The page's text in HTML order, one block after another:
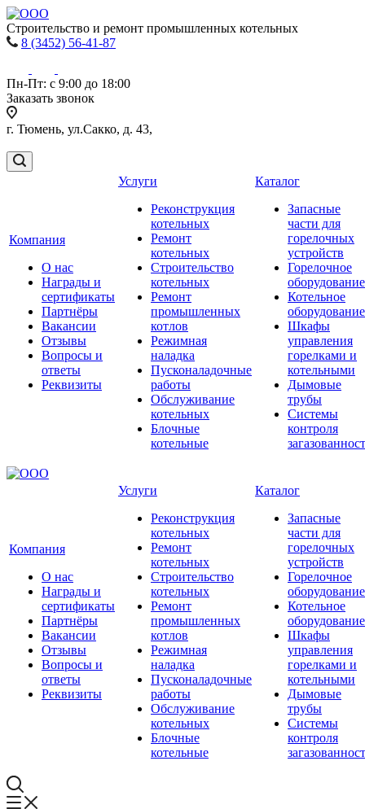
Строительство и ремонт промышленных котельных
8 (3452) 56-41-87
Пн-Пт: с 9:00 до 18:00
Заказать звонок
г. Тюмень, ул.Сакко, д. 43,
Компания
О нас
Награды и
сертификаты
Партнёры
Вакансии
Отзывы
Вопросы и
ответы
Реквизиты
Услуги
Реконструкция
котельных
Ремонт
котельных
Строительство
котельных
Ремонт
промышленных
котлов
Режимная
наладка
Пусконаладочные
работы
Обслуживание
котельных
Блочные
котельные
Каталог
Запасные
части для
горелочных
устройств
Горелочное
оборудование
Котельное
оборудование
Шкафы
управления
горелками и
котельными
Дымовые
трубы
Системы
контроля
Компания
О нас
Награды и
сертификаты
Партнёры
Вакансии
Отзывы
Вопросы и
ответы
Реквизиты
Услуги
Реконструкция
котельных
Ремонт
котельных
Строительство
котельных
Ремонт
промышленных
котлов
Режимная
наладка
Пусконаладочные
работы
Обслуживание
котельных
Блочные
котельные
Каталог
Запасные
части для
горелочных
устройств
Горелочное
оборудование
Котельное
оборудование
Шкафы
управления
горелками и
котельными
Дымовые
трубы
Системы
контроля